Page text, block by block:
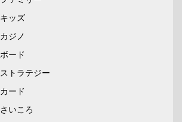
キッズ
カジノ
ボード
ストラテジー
カード
さいころ